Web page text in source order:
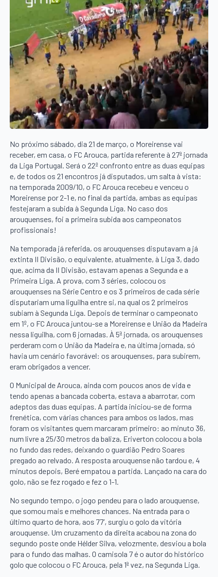
No próximo sábado, dia 21 de março, o Moreirense vai
receber, em casa, o FC Arouca, partida referente à 27ª jornada
da Liga Portugal. Será o 22º confronto entre as duas equipas
e, de todos os 21 encontros já disputados, um salta à vista:
na temporada 2009/10, o FC Arouca recebeu e venceu o
Moreirense por 2-1 e, no final da partida, ambas as equipas
festejaram a subida à Segunda Liga. No caso dos
arouquenses, foi a primeira subida aos campeonatos
profissionais!
Na temporada já referida, os arouquenses disputavam a já
extinta II Divisão, o equivalente, atualmente, à Liga 3, dado
que, acima da II Divisão, estavam apenas a Segunda e a
Primeira Liga. A prova, com 3 séries, colocou os
arouquenses na Série Centro e os 3 primeiros de cada série
disputariam uma liguilha entre si, na qual os 2 primeiros
subiam à Segunda Liga. Depois de terminar o campeonato
em 1º, o FC Arouca juntou-se a Moreirense e União da Madeira
nessa liguilha, com 6 jornadas. À 5ª jornada, os arouquenses
perderam com o União da Madeira e, na última jornada, só
havia um cenário favorável: os arouquenses, para subirem,
eram obrigados a vencer.
O Municipal de Arouca, ainda com poucos anos de vida e
tendo apenas a bancada coberta, estava a abarrotar, com
adeptos das duas equipas. A partida iniciou-se de forma
frenética, com várias chances para ambos os lados, mas
foram os visitantes quem marcaram primeiro: ao minuto 36,
num livre a 25/30 metros da baliza, Eriverton colocou a bola
no fundo das redes, deixando o guardião Pedro Soares
pregado ao relvado. A resposta arouquense não tardou e, 4
minutos depois, Beré empatou a partida. Lançado na cara do
golo, não se fez rogado e fez o 1-1.
No segundo tempo, o jogo pendeu para o lado arouquense,
que somou mais e melhores chances. Na entrada para o
último quarto de hora, aos 77’, surgiu o golo da vitória
arouquense. Um cruzamento da direita acabou na zona do
segundo poste onde Hélder Silva, velozmente, desviou a bola
para o fundo das malhas. O camisola 7 é o autor do histórico
golo que colocou o FC Arouca, pela 1ª vez, na Segunda Liga.